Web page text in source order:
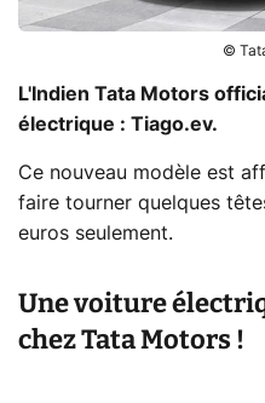
©
L'Indien Tata Motors
électrique : Tiago.ev.
Ce nouveau modèle est
faire tourner quelques
euros seulement.
Une voiture
chez Tata Motors !